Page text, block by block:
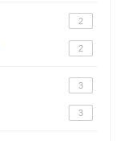
2
2
3
3